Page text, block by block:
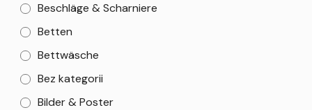
Beschläge & Scharniere
Betten
Bettwäsche
Bez kategorii
Bilder & Poster